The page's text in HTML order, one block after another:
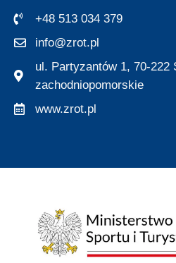
+48 513 034 379
info@zrot.pl
ul. Partyzantów 1, 70-222
zachodniopomorskie
www.zrot.pl